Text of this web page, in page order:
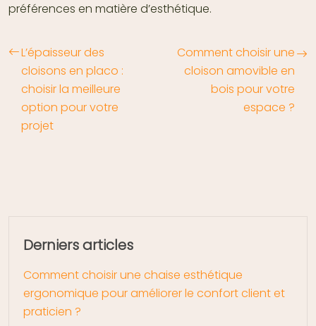
préférences en matière d’esthétique.
L’épaisseur des
cloisons en placo :
choisir la meilleure
option pour votre
projet
Comment choisir une
cloison amovible en
bois pour votre
espace ?
Derniers articles
Comment choisir une chaise esthétique
ergonomique pour améliorer le confort client et
praticien ?